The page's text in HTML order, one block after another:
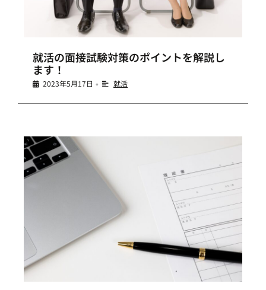
就活の面接試験対策のポイントを解説し
ます！
2023年5月17日 • 就活